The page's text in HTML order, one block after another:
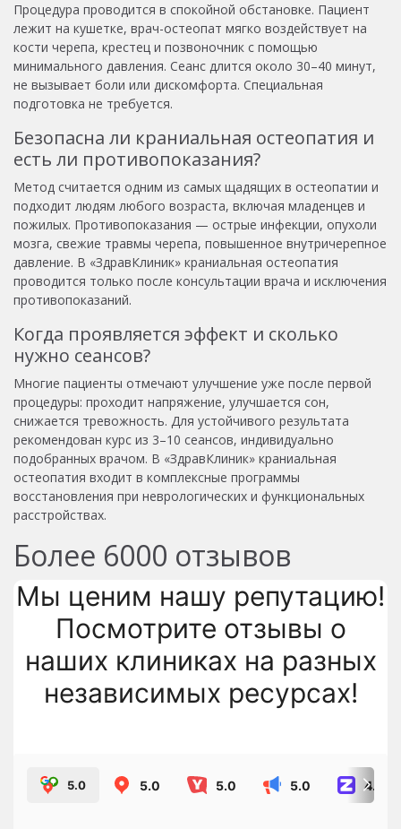
Процедура проводится в спокойной обстановке. Пациент
лежит на кушетке, врач-остеопат мягко воздействует на
кости черепа, крестец и позвоночник с помощью
минимального давления. Сеанс длится около 30–40 минут,
не вызывает боли или дискомфорта. Специальная
подготовка не требуется.
Безопасна ли краниальная остеопатия и
есть ли противопоказания?
Метод считается одним из самых щадящих в остеопатии и
подходит людям любого возраста, включая младенцев и
пожилых. Противопоказания — острые инфекции, опухоли
мозга, свежие травмы черепа, повышенное внутричерепное
давление. В «ЗдравКлиник» краниальная остеопатия
проводится только после консультации врача и исключения
противопоказаний.
Когда проявляется эффект и сколько
нужно сеансов?
Многие пациенты отмечают улучшение уже после первой
процедуры: проходит напряжение, улучшается сон,
снижается тревожность. Для устойчивого результата
рекомендован курс из 3–10 сеансов, индивидуально
подобранных врачом. В «ЗдравКлиник» краниальная
остеопатия входит в комплексные программы
восстановления при неврологических и функциональных
расстройствах.
Более 6000 отзывов
Мы ценим нашу репутацию!
Посмотрите отзывы о
наших клиниках на разных
независимых ресурсах!
5.0 5.0 5.0 5.0 4.8